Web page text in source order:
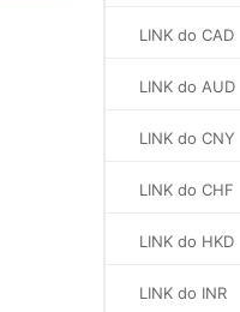
LINK do CAD
LINK do AUD
LINK do CNY
LINK do CHF
LINK do HKD
LINK do INR